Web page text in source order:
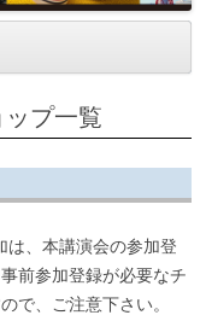
へ移動
プ一覧
、本講演会の参加登
前参加登録が必要なチ
で、ご注意下さい。